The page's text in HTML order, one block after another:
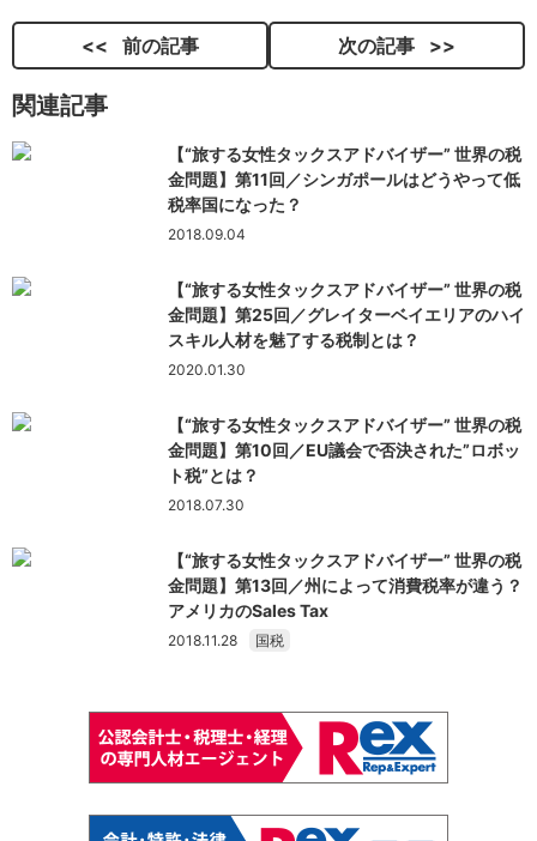
前の記事 次の記事
関連記事
【“旅する女性タックスアドバイザー” 世界の税
金問題】第11回／シンガポールはどうやって低
税率国になった？
2018.09.04
【“旅する女性タックスアドバイザー” 世界の税
金問題】第25回／グレイターベイエリアのハイ
スキル人材を魅了する税制とは？
2020.01.30
【“旅する女性タックスアドバイザー” 世界の税
金問題】第10回／EU議会で否決された”ロボッ
ト税”とは？
2018.07.30
【“旅する女性タックスアドバイザー” 世界の税
金問題】第13回／州によって消費税率が違う？
アメリカのSales Tax
2018.11.28 国税